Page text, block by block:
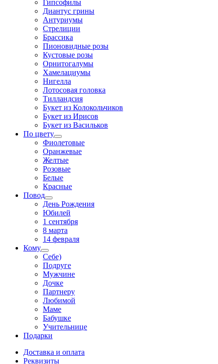
Гипсофилы
Диантус грины
Антуриумы
Стрелиции
Брассика
Пионовидные розы
Кустовые розы
Орнитогалумы
Хамелациумы
Нигелла
Лотосовая головка
Тилландсия
Букет из Колокольчиков
Букет из Ирисов
Букет из Васильков
По цвету
Фиолетовые
Оранжевые
Желтые
Розовые
Белые
Красные
Повод
День Рождения
Юбилей
1 сентября
8 марта
14 февраля
Кому
Себе)
Подруге
Мужчине
Дочке
Партнеру
Любимой
Маме
Бабушке
Учительнице
Подарки
Доставка и оплата
Реквизиты